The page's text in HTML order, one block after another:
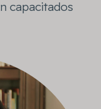
capacitados